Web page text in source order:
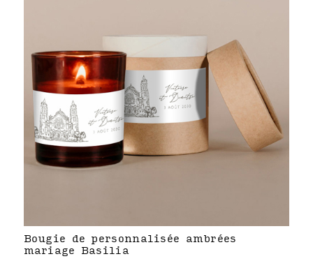
Bougie de personnalisée ambrées
mariage Basilia